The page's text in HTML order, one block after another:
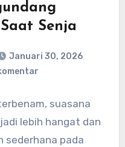
Senja
Januari 30, 2026
suasana
lebih hangat dan
sederhana pada